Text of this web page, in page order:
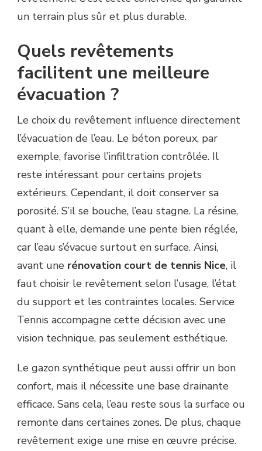
un terrain plus sûr et plus durable.
Quels revêtements
facilitent une meilleure
évacuation ?
Le choix du revêtement influence directement
l’évacuation de l’eau. Le béton poreux, par
exemple, favorise l’infiltration contrôlée. Il
reste intéressant pour certains projets
extérieurs. Cependant, il doit conserver sa
porosité. S’il se bouche, l’eau stagne. La résine,
quant à elle, demande une pente bien réglée,
car l’eau s’évacue surtout en surface. Ainsi,
avant une rénovation court de tennis Nice, il
faut choisir le revêtement selon l’usage, l’état
du support et les contraintes locales. Service
Tennis accompagne cette décision avec une
vision technique, pas seulement esthétique.
Le gazon synthétique peut aussi offrir un bon
confort, mais il nécessite une base drainante
efficace. Sans cela, l’eau reste sous la surface ou
remonte dans certaines zones. De plus, chaque
revêtement exige une mise en œuvre précise.